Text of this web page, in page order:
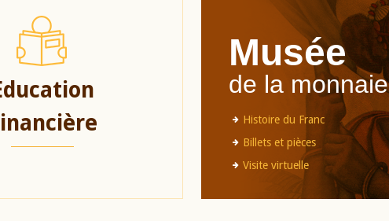
Musée
de la monnaie
Histoire du Franc
Billets et pièces
Visite virtuelle